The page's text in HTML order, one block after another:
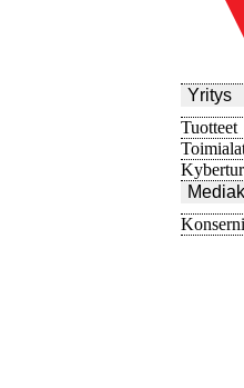
Yritys
Tuotteet
Konserni